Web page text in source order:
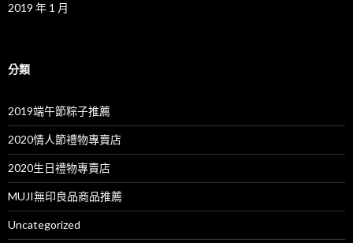
2019 年 1 月
分類
2019端午節粽子推薦
2020情人節禮物專賣店
2020生日禮物專賣店
MUJI無印良品商品推薦
Uncategorized